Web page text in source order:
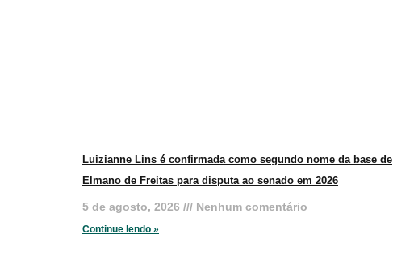
Luizianne Lins é confirmada como segundo nome da base de
Elmano de Freitas para disputa ao senado em 2026
5 de agosto, 2026 Nenhum comentário
Continue lendo »